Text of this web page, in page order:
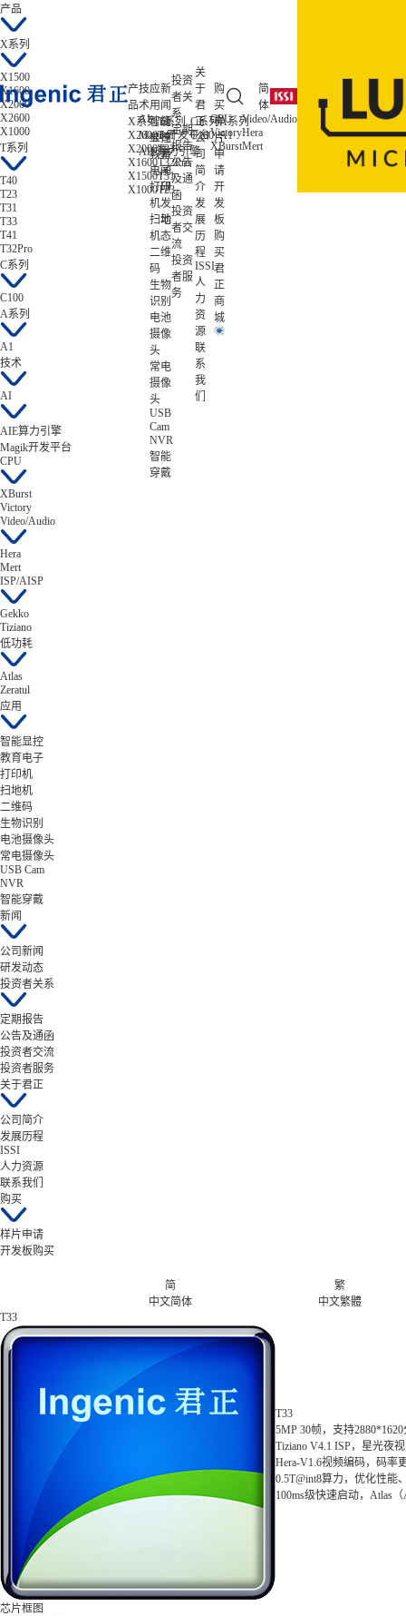
产
品
X系列
X2600
X2000
X1600
X1500
X1000
T系列
T41
T33
T32Pro
T31
T23
C系列
C100
A系列
A1
技
术
AI
Magik开发平台
AIE算力引擎
CPU
Victory
XBurst
Video/Audio
Hera
Mert
ISP/AISP
Tiziano
低功耗
Zeratul
Atlas
应
用
智能
显控
教育
电子
打印
机
扫地
机
二维
码
生物
识别
电池
摄像
头
常电
摄像
头
USB
Cam
NVR
智能
穿戴
新
闻
公
司
新
闻
研
发
动
态
投资
者关
系
定期
报告
公告
及通
函
投资
者交
流
投资
者服
务
关
于
君
正
公
司
简
介
发
展
历
程
ISSI
人
力
资
源
联
系
我
们
购
买
样
片
申
请
开
发
板
购
买
君
正
商
城
简
体
产品
X系列
X1500
X1600
X2000
X2600
X1000
T系列
T40
T23
T31
T33
T41
T32Pro
C系列
C100
A系列
A1
技术
AI
AIE算力引擎
Magik开发平台
CPU
XBurst
Victory
Video/Audio
Hera
Mert
ISP/AISP
Gekko
Tiziano
低功耗
Atlas
Zeratul
应用
智能显控
教育电子
打印机
扫地机
二维码
生物识别
电池摄像头
常电摄像头
USB Cam
NVR
智能穿戴
新闻
公司新闻
研发动态
投资者关系
定期报告
公告及通函
投资者交流
投资者服务
关于君正
公司简介
发展历程
ISSI
人力资源
联系我们
购买
样片申请
开发板购买
简
中文简体
繁
中文繁體
T33
T33
5MP 30帧，支持
Tiziano V4.1 ISP，星光夜
Hera-V1.6视频编码，码率
0.5T@int8算力，优化性能
100ms级快速启动，Atlas
芯片框图